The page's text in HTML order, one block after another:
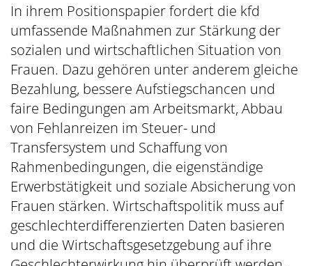
In ihrem Positionspapier fordert die kfd
umfassende Maßnahmen zur Stärkung der
sozialen und wirtschaftlichen Situation von
Frauen. Dazu gehören unter anderem gleiche
Bezahlung, bessere Aufstiegschancen und
faire Bedingungen am Arbeitsmarkt, Abbau
von Fehlanreizen im Steuer- und
Transfersystem und Schaffung von
Rahmenbedingungen, die eigenständige
Erwerbstätigkeit und soziale Absicherung von
Frauen stärken. Wirtschaftspolitik muss auf
geschlechterdifferenzierten Daten basieren
und die Wirtschaftsgesetzgebung auf ihre